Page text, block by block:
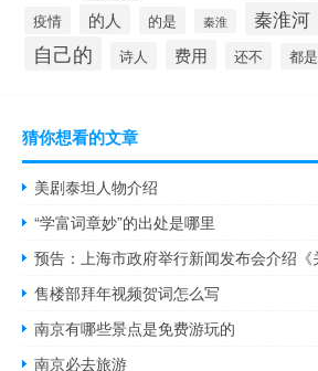
疫情 的人 的是 秦淮 秦淮河
自己的 诗人 费用 还不 都是
猜你想看的文章
美剧泰坦人物介绍
“学富词章妙”的出处是哪里
售楼部拜年视频贺词怎么写
南京有哪些景点是免费游玩的
南京必去旅游